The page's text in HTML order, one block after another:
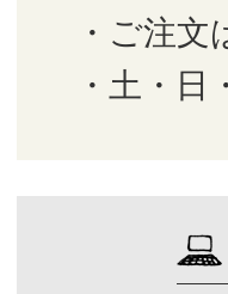
・ご注
・土・